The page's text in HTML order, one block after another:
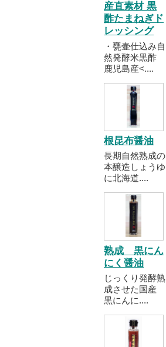
産直素材 黒
酢たまねぎド
レッシング
・甕壷仕込み自
然発酵米黒酢
鹿児島産<....
根昆布醤油
長期自然熟成の
本醸造しょうゆ
に北海道....
熟成 黒にん
にく醤油
じっくり発酵熟
成させた国産
黒にんに....